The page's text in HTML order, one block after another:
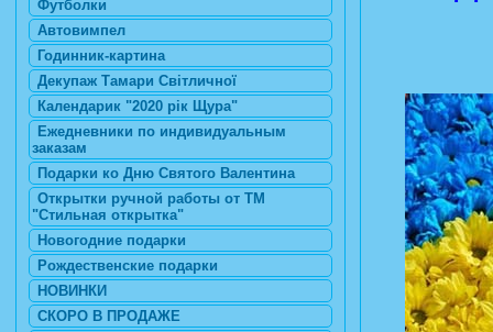
Футболки
Автовимпел
Годинник-картина
Декупаж Тамари Світличної
Календарик "2020 рік Щура"
Ежедневники по индивидуальным
заказам
Подарки ко Дню Святого Валентина
Открытки ручной работы от ТМ
"Стильная открытка"
Новогодние подарки
Рождественские подарки
НОВИНКИ
СКОРО В ПРОДАЖЕ